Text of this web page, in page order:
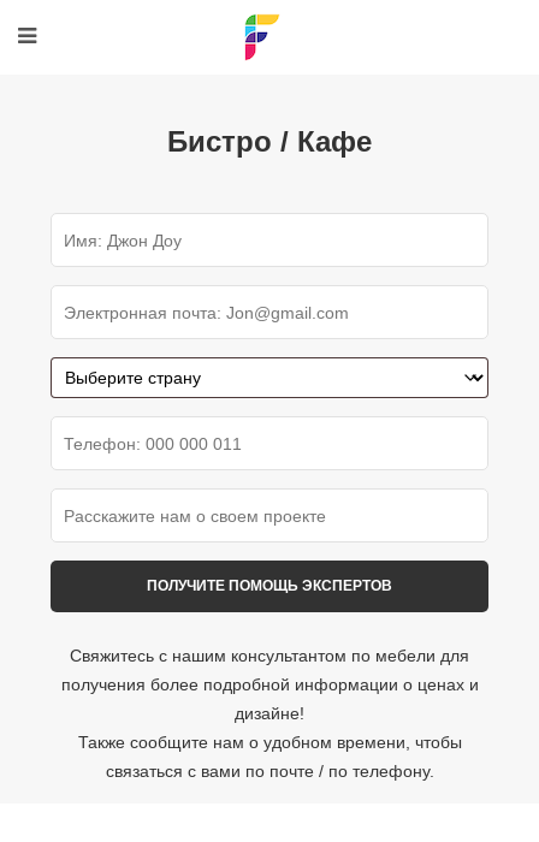
Бистро / Кафе
Свяжитесь с нашим консультантом по мебели для
получения более подробной информации о ценах и
дизайне!
Также сообщите нам о удобном времени, чтобы
связаться с вами по почте / по телефону.